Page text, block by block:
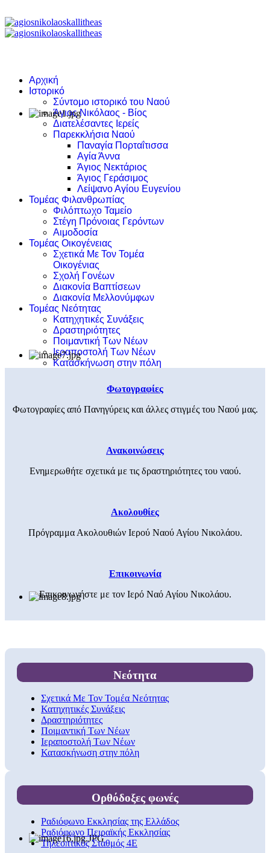
Αρχική
Ιστορικό
Σύντομο ιστορικό του Ναού
Άγιος Νικόλαος - Βίος
Διατελέσαντες Ιερείς
Παρεκκλήσια Ναού
Παναγία Πορταΐτισσα
Αγία Άννα
Άγιος Νεκτάριος
Άγιος Γεράσιμος
Λείψανο Αγίου Ευγενίου
Τομέας Φιλανθρωπίας
Φιλόπτωχο Ταμείο
Στέγη Πρόνοιας Γερόντων
Αιμοδοσία
Τομέας Οικογένειας
Σχετικά Με Τον Τομέα
Οικογένιας
Σχολή Γονέων
Διακονία Βαπτίσεων
Διακονία Μελλονύμφων
Τομέας Νεότητας
Κατηχητικές Συνάξεις
Δραστηριότητες
Ποιμαντική Των Νέων
Ιεραποστολή Των Νέων
Κατασκήνωση στην πόλη
Φωτογραφίες
Φωτογραφίες από Πανηγύρεις και άλλες στιγμές του Ναού μας.
Ανακοινώσεις
Ενημερωθήτε σχετικά με τις δραστηριότητες του ναού.
Ακολουθίες
Πρόγραμμα Ακολουθιών Ιερού Ναού Αγίου Νικολάου.
Επικοινωνία
Επικοινωνήστε με τον Ιερό Ναό Αγίου Νικολάου.
Νεότητα
Σχετικά Με Τον Τομέα Νεότητας
Κατηχητικές Συνάξεις
Δραστηριότητες
Ποιμαντική Των Νέων
Ιεραποστολή Των Νέων
Κατασκήνωση στην πόλη
Ορθόδοξες φωνές
Ραδιόφωνο Εκκλησίας της Ελλάδος
Ραδιόφωνο Πειραϊκής Εκκλησίας
Τηλεοπτικός Σταθμός 4Ε